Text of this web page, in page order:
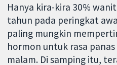
Hanya kira-kira 30%
tahun pada peringkat
paling mungkin
hormon untuk rasa
malam. Di samping itu,